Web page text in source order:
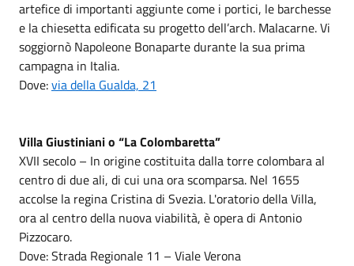
artefice di importanti aggiunte come i portici, le barchesse
e la chiesetta edificata su progetto dell’arch. Malacarne. Vi
soggiornò Napoleone Bonaparte durante la sua prima
campagna in Italia.
Dove:via della Gualda, 21
Villa Giustiniani o “La Colombaretta”
XVII secolo – In origine costituita dalla torre colombara al
centro di due ali, di cui una ora scomparsa. Nel 1655
accolse la regina Cristina di Svezia. L'oratorio della Villa,
ora al centro della nuova viabilità, è opera di Antonio
Pizzocaro.
Dove: Strada Regionale 11 – Viale Verona